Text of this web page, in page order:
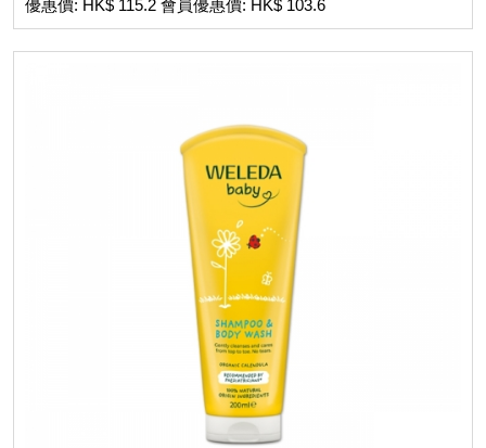
優惠價: HK$ 115.2 會員優惠價: HK$ 103.6